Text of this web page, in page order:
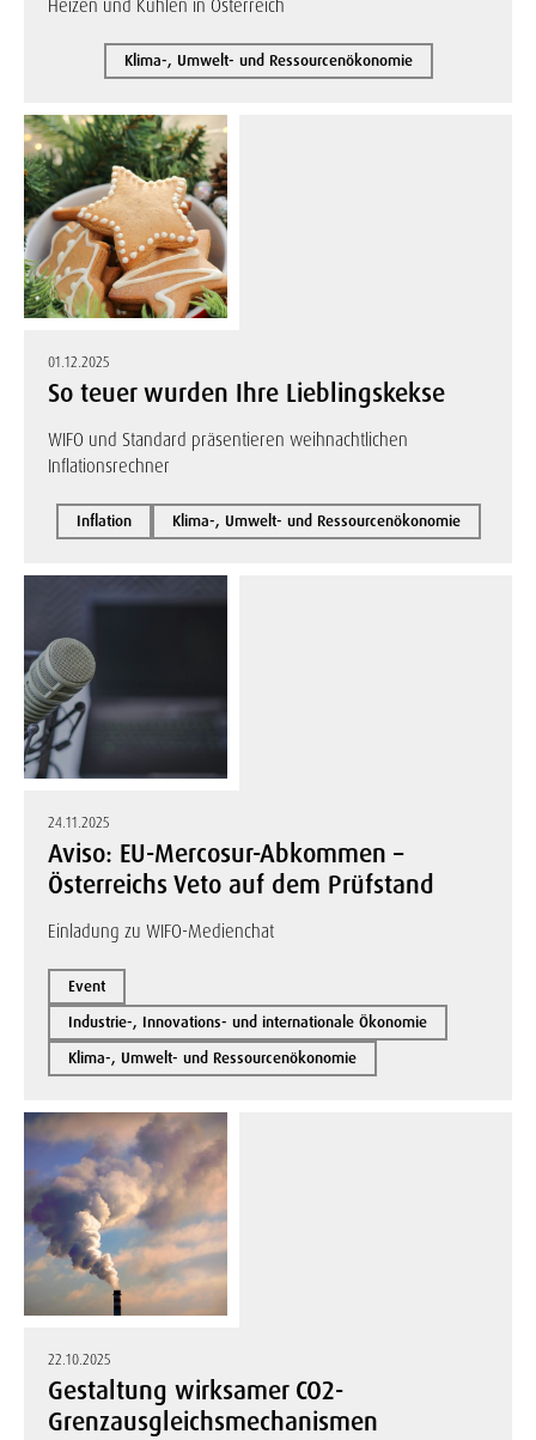
Heizen und Kühlen in Österreich
Klima-, Umwelt- und Ressourcenökonomie
01.12.2025
So teuer wurden Ihre Lieblingskekse
WIFO und Standard präsentieren weihnachtlichen
Inflationsrechner
Inflation Klima-, Umwelt- und Ressourcenökonomie
24.11.2025
Aviso: EU-Mercosur-Abkommen –
Österreichs Veto auf dem Prüfstand
Einladung zu WIFO-Medienchat
Event
Industrie-, Innovations- und internationale Ökonomie
Klima-, Umwelt- und Ressourcenökonomie
22.10.2025
Gestaltung wirksamer CO2-
Grenzausgleichsmechanismen